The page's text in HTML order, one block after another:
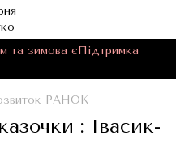
та зимова єПідтримка
РАНОК
: Івасик-